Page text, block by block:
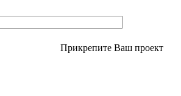
Прикрепите Ваш проект